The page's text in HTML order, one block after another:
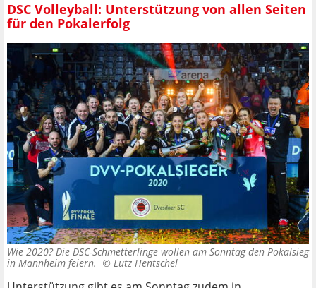
DSC Volleyball: Unterstützung von allen Seiten
für den Pokalerfolg
Wie 2020? Die DSC-Schmetterlinge wollen am Sonntag den Pokalsieg
in Mannheim feiern. © Lutz Hentschel